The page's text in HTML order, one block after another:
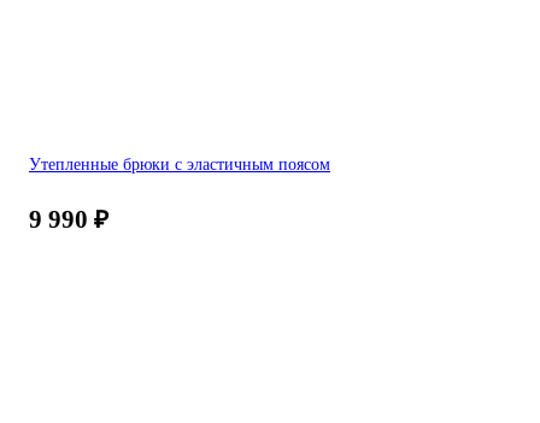
Утепленные брюки с эластичным поясом
9 990 ₽